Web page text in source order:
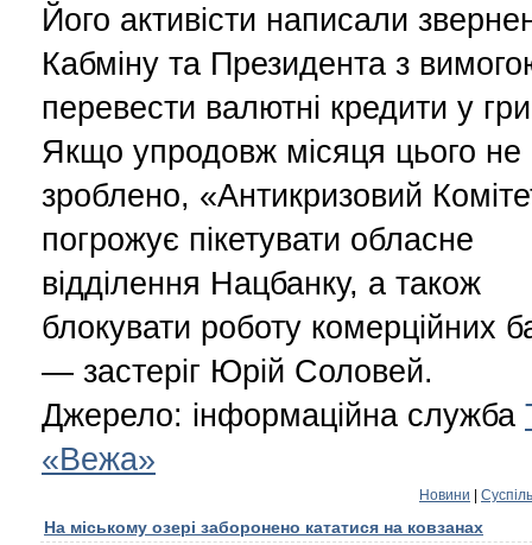
Його активісти написали
Кабміну та Президента з
перевести валютні кредити у
Якщо упродовж місяця цього не
зроблено, «Антикризовий
погрожує пікетувати обласне
відділення Нацбанку, а також
блокувати роботу комерційних
— застеріг Юрій Соловей.
Джерело: інформаційна служба
«Вежа»
Новини
На міському озері заборонено кататися на ковзанах